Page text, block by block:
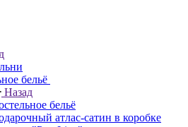
бельё
Назад
бельё
атлас-сатин в коробке